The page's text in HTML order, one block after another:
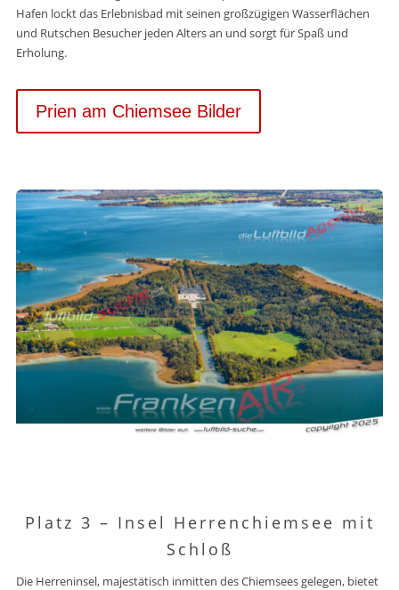
Hafen lockt das Erlebnisbad mit seinen großzügigen Wasserflächen
und Rutschen Besucher jeden Alters an und sorgt für Spaß und
Erholung.
Prien am Chiemsee Bilder
Platz 3 – Insel Herrenchiemsee mit
Schloß
Die Herreninsel, majestätisch inmitten des Chiemsees gelegen, bietet